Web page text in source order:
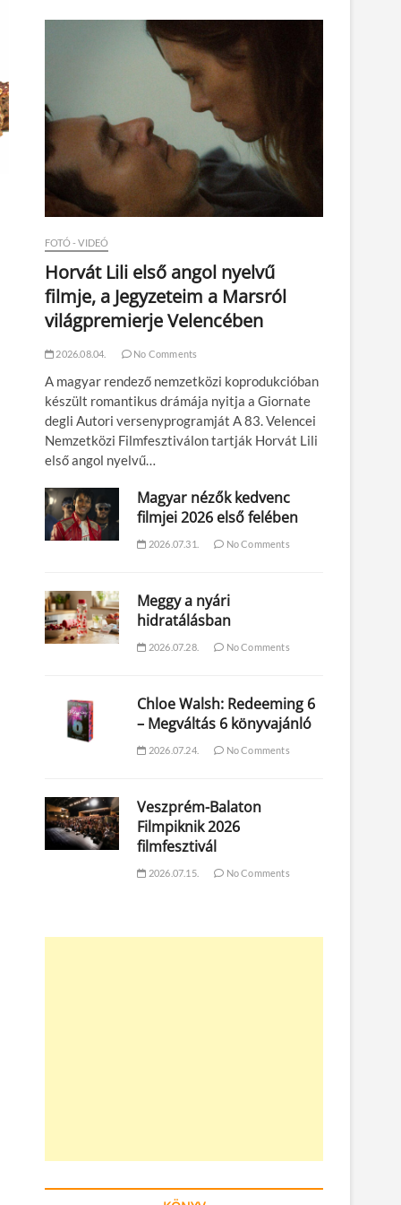
FOTÓ - VIDEÓ
Horvát Lili első angol nyelvű
filmje, a Jegyzeteim a Marsról
világpremierje Velencében
2026.08.04. No Comments
A magyar rendező nemzetközi koprodukcióban
készült romantikus drámája nyitja a Giornate
degli Autori versenyprogramját A 83. Velencei
Nemzetközi Filmfesztiválon tartják Horvát Lili
első angol nyelvű…
Magyar nézők kedvenc
filmjei 2026 első felében
2026.07.31. No Comments
Meggy a nyári
hidratálásban
2026.07.28. No Comments
Chloe Walsh: Redeeming 6
– Megváltás 6 könyvajánló
2026.07.24. No Comments
Veszprém-Balaton
Filmpiknik 2026
filmfesztivál
2026.07.15. No Comments